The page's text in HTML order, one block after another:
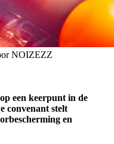
NOIZEZZ
een keerpunt in de
convenant stelt
en